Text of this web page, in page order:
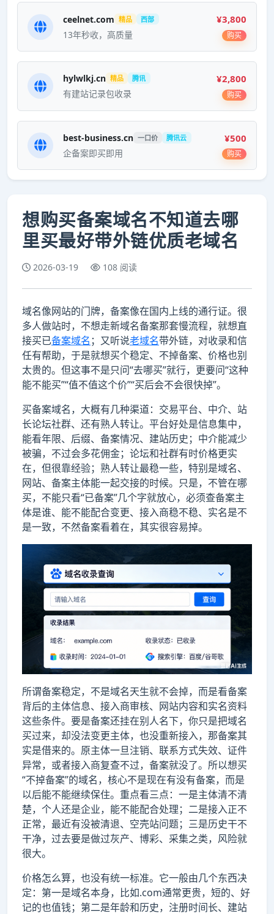
ceelnet.com 精品 西部
13年秒收，高质量
¥3,800
购买
hylwlkj.cn 精品 腾讯
有建站记录包收录
¥2,800
购买
best-business.cn 一口价 腾讯云
企备案即买即用
¥500
购买
想购买备案域名不知道去哪
里买最好带外链优质老域名
2026-03-19 108 阅读
域名像网站的门牌，备案像在国内上线的通行证。很
多人做站时，不想走新域名备案那套慢流程，就想直
接买已备案域名 ；又听说老域名带外链，对收录和信
任有帮助，于是就想买个稳定、不掉备案、价格也别
太贵的。但这事不是只问“去哪买”就行，更要问“这种
能不能买”“值不值这个价”“买后会不会很快掉”。
买备案域名，大概有几种渠道：交易平台、中介、站
长论坛社群、还有熟人转让。平台好处是信息集中，
能看年限、后缀、备案情况、建站历史；中介能减少
被骗，不过会多花佣金；论坛和社群有时价格更实
在，但很靠经验；熟人转让最稳一些，特别是域名、
网站、备案主体能一起交接的时候。只是，不管在哪
买，不能只看“已备案”几个字就放心，必须查备案主
体是谁、能不能配合变更、接入商稳不稳、实名是不
是一致，不然备案看着在，其实很容易掉。
所谓备案稳定，不是域名天生就不会掉，而是看备案
背后的主体信息、接入商审核、网站内容和实名资料
这些条件。要是备案还挂在别人名下，你只是把域名
买过来，却没法变更主体，也没重新接入，那备案其
实是借来的。原主体一旦注销、联系方式失效、证件
异常，或者接入商复查不过，备案就没了。所以想买
“不掉备案”的域名，核心不是现在有没有备案，而是
以后能不能继续保住。重点看三点：一是主体清不清
楚，个人还是企业，能不能配合处理；二是接入正不
正常，最近有没被清退、空壳站问题；三是历史干不
干净，过去要是做过灰产、博彩、采集之类，风险就
很大。
价格怎么算，也没有统一标准。它一般由几个东西决
定：第一是域名本身，比如.com通常更贵，短的、好
记的也值钱；第二是年龄和历史，注册时间长、建站